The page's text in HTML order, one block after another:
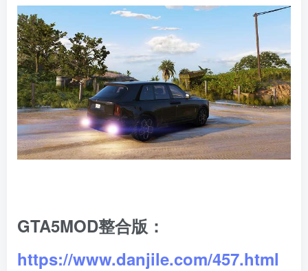
GTA5MOD整合版：
https://www.danjile.com/457.html